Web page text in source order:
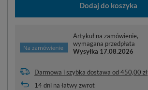
Dodaj do koszyka
Artykuł na zamówienie,
wymagana przedpłata
Wysyłka 17.08.2026
Darmowa i szybka dostawa od450,00 zł
14dni na łatwy zwrot